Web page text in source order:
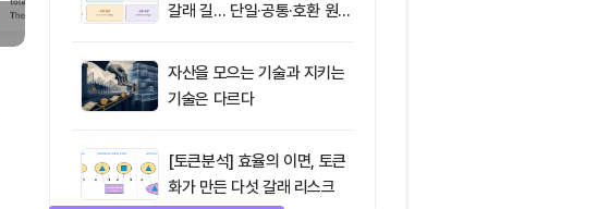
갈래 길… 단일·공통·호환 원장
명
자산을 모으는 기술과 지키는
기술은 다르다
[토큰분석] 효율의 이면, 토큰
화가 만든 다섯 갈래 리스크